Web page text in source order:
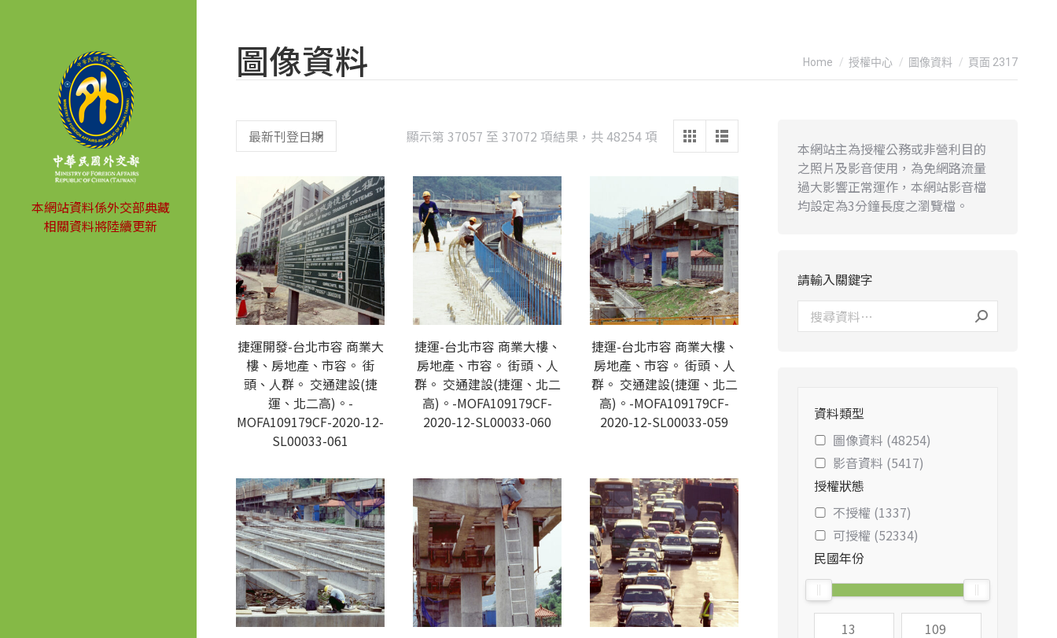
本網站資料係外交部典藏
相關資料將陸續更新
圖像資料 You are here:
Home 授權中心 圖像資料 頁面 2317
顯示第 37057 至 37072 項結果，共 48254 項 Sorted
捷運開發-台北市容 商業大
樓、房地產、市容。 街
頭、人群。 交通建設(捷
運、北二高)。-
MOFA109179CF-2020-12-
SL00033-061
捷運-台北市容 商業大樓、
房地產、市容。 街頭、人
群。 交通建設(捷運、北二
高)。-MOFA109179CF-
2020-12-SL00033-060
捷運-台北市容 商業大樓、
房地產、市容。 街頭、人
群。 交通建設(捷運、北二
高)。-MOFA109179CF-
2020-12-SL00033-059
本網站主為授權公務或非營利目的
之照片及影音使用，為免網路流量
過大影響正常運作，本網站影音檔
均設定為3分鐘長度之瀏覽檔。
請輸入關鍵字
資料類型
圖像資料 (48254)
影音資料 (5417)
授權狀態
不授權 (1337)
可授權 (52334)
民國年份